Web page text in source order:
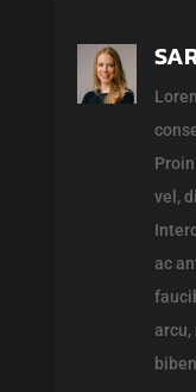
vel,
ac
arcu,